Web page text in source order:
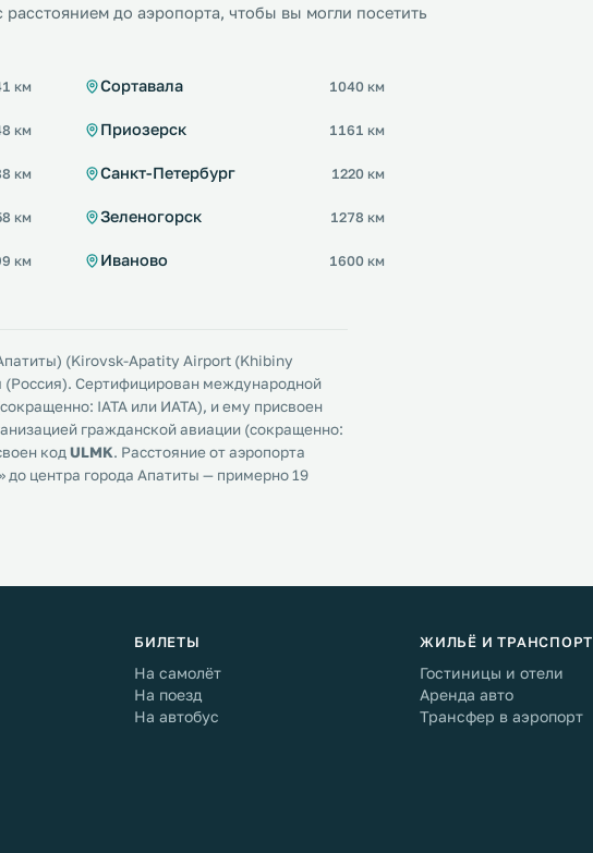
до аэропорта, чтобы вы могли посетить
км Сортавала 1040 км
км Приозерск 1161 км
км Санкт-Петербург 1220 км
км Зеленогорск 1278 км
км Иваново 1600 км
(Kirovsk-Apatity Airport (Khibiny
Сертифицирован международной
IATA или ИАТА), и ему присвоен
гражданской авиации (сокращенно:
код ULMK. Расстояние от аэропорта
центра города Апатиты — примерно 19
БИЛЕТЫ
На самолёт
На поезд
На автобус
ЖИЛЬЁ И ТРАНСПОРТ
Гостиницы и отели
Аренда авто
Трансфер в аэропорт